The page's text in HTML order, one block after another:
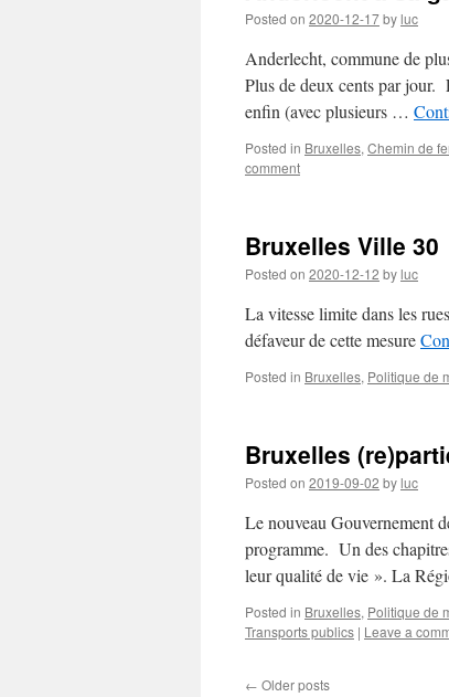
Posted on 2020-12-17byluc
Anderlecht, commune de
Plus de deux cents par jour.
enfin (avec plusieurs …
Posted in Bruxelles, Chemin de
comment
Bruxelles Ville 30
Posted on 2020-12-12 byluc
La vitesse limite dans les
défaveur de cette mesure
Posted in Bruxelles, Politique de
Bruxelles
Posted on 2019-09-02 byluc
Le nouveau Gouvernement
programme. Un des
leur qualité de vie ». La
Posted in Bruxelles, Politique de
Transports publics | Leave a
← Older posts